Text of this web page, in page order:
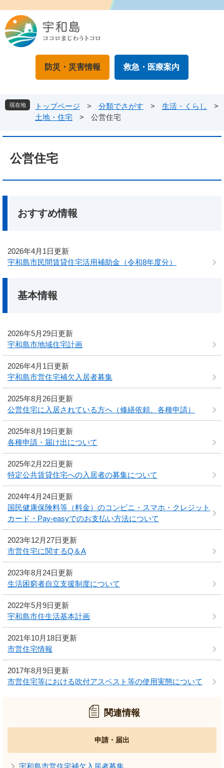
ジ
の
ュ
ー
本
文
防災・災害情報 救急・医療案内
現在地 トップページ > 分類でさがす > 生活・くらし
>
土地・住宅
> 公営住宅
公営住宅
おすすめ情報
2026年4月1日更新
宇和島市民間賃貸住宅活用補助金（令和8年度分）
基本情報
2026年5月29日更新
宇和島市地域住宅計画
2026年4月1日更新
宇和島市営住宅補欠入居者募集
2025年8月26日更新
公営住宅に入居されている方へ（修繕依頼、各種申請）
2025年8月19日更新
各種申請・届け出について
2025年2月22日更新
特定公共賃貸住宅への入居者の募集について
2024年4月24日更新
国民健康保険料等（料金）のコンビニ・スマホ・クレジット
カード・Pay-easyでのお支払い方法について
2023年12月27日更新
市営住宅に関するQ＆A
2023年8月24日更新
生活困窮者自立支援制度について
2022年5月9日更新
宇和島市住生活基本計画
2021年10月18日更新
市営住宅情報
2017年8月9日更新
市営住宅等における吹付アスベスト等の使用実態について
関連情報
申請・届出
宇和島市営住宅補欠入居者募集